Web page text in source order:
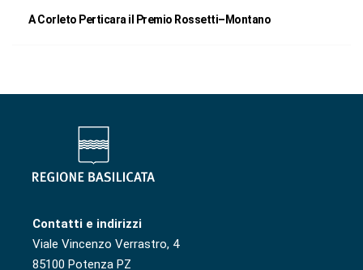
A Corleto Perticara il Premio Rossetti–Montano
Contatti e indirizzi
Viale Vincenzo Verrastro, 4
85100 Potenza PZ